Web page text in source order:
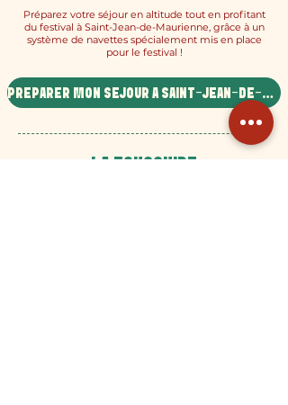
Préparez votre séjour en altitude tout en profitant
du festival à Saint-Jean-de-Maurienne, grâce à un
système de navettes spécialement mis en place
pour le festival !
PRÉPARER MON SÉJOUR À SAINT-JEAN-DE-MAURIENNE
LA TOUSSUIRE